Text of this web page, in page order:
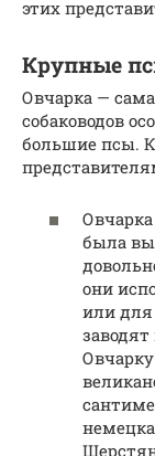
этих
Крупные
Овчарка —
собаководов
большие псы.
Овчарка
была
они
или для